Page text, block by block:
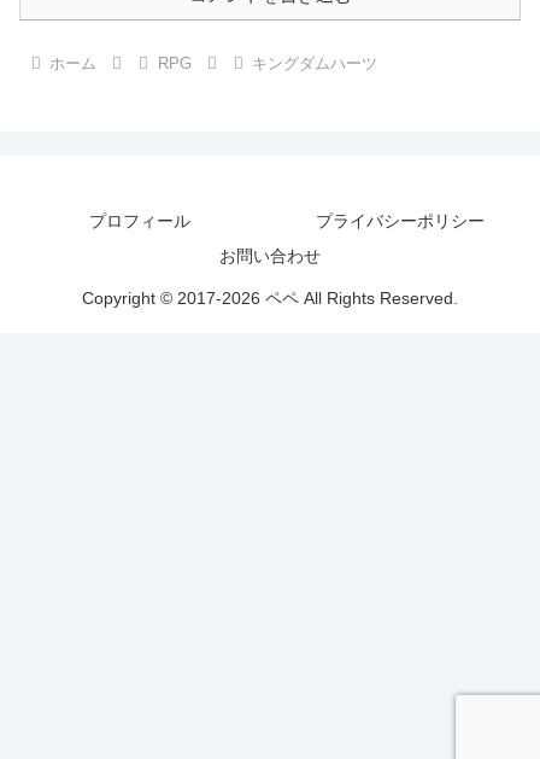
ホーム RPG キングダムハーツ
プロフィール
プライバシーポリシー
お問い合わせ
Copyright © 2017-2026 ペペ All Rights Reserved.